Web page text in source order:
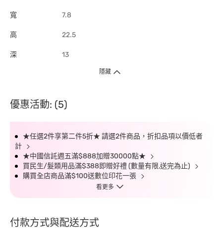
寬 7.8
高 22.5
深 13
隱藏
優惠活動: (5)
★任選2件享第二件5折★ 請選2件商品，折扣品項以價低者
計
★中國信託週五滿$888加贈30000點★
買民生/髮類用品滿$388即贈好禮 (數量有限,送完為止)
購買全店商品滿$100送數位印花一張
看更多
付款方式與配送方式